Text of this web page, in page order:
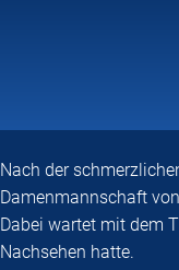
Nach der
Damenmannschaft
Dabei wartet mit dem
Nachsehen hatte.